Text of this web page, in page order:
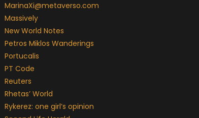
MarinaXi@metaverso.com
Massively
New World Notes
Petros Miklos Wanderings
Portucalis
PT Code
Reuters
Rhetas’ World
Rykerez: one girl’s opinion